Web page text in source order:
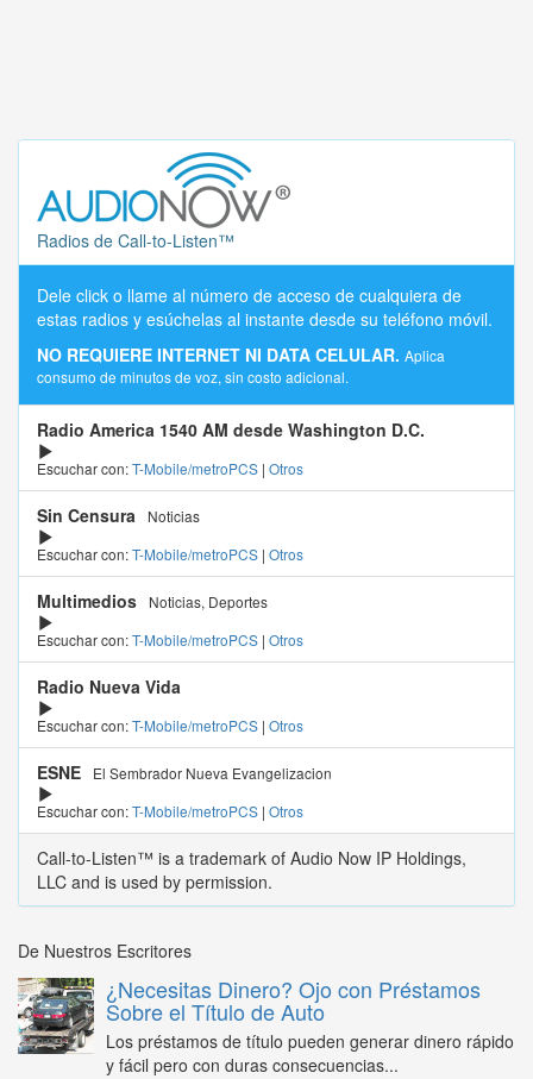
Radios de Call-to-Listen™
Dele click o llame al número de acceso de cualquiera de
estas radios y esúchelas al instante desde su teléfono móvil.
NO REQUIERE INTERNET NI DATA CELULAR. Aplica
consumo de minutos de voz, sin costo adicional.
Radio America 1540 AM desde Washington D.C.
Escuchar con:T-Mobile/metroPCS | Otros
Sin Censura
Noticias
Escuchar con:T-Mobile/metroPCS | Otros
Multimedios
Noticias, Deportes
Escuchar con:T-Mobile/metroPCS | Otros
Radio Nueva Vida
Escuchar con:T-Mobile/metroPCS | Otros
ESNE
El Sembrador Nueva Evangelizacion
Escuchar con:T-Mobile/metroPCS | Otros
Call-to-Listen™ is a trademark of Audio Now IP Holdings,
LLC and is used by permission.
De Nuestros Escritores
¿Necesitas Dinero? Ojo con Préstamos
Sobre el Título de Auto
Los préstamos de título pueden generar dinero rápido
y fácil pero con duras consecuencias...